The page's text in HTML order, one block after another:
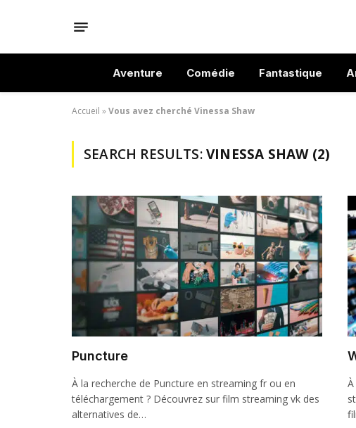
Aventure Comédie Fantastique
Accueil »Vous avez cherché Vinessa Shaw
SEARCH RESULTS:VINESSA SHAW (2)
Puncture
À la recherche de Puncture en streaming fr ou en
téléchargement ? Découvrez sur film streaming vk des
alternatives de…